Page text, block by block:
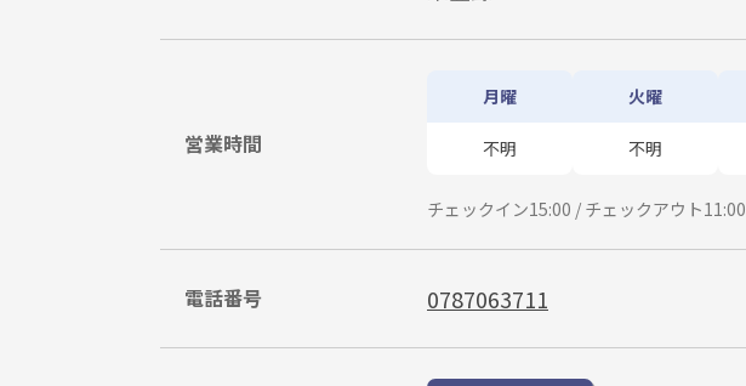
営業時間
月曜
不明
火曜
不明
チェックイン15:00 / チェックアウト11:00
電話番号 0787063711